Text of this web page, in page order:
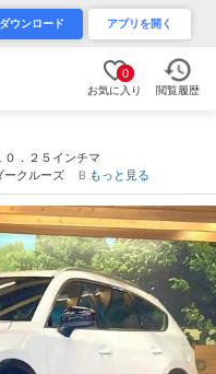
ダウンロード アプリを開く
0
お気に入り 閲覧履歴
．２５インチマ
ークルーズ ＢＯ
中列シートヒー
ド（福岡県）
もっと見る